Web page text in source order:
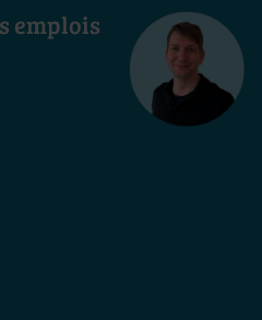
emplois